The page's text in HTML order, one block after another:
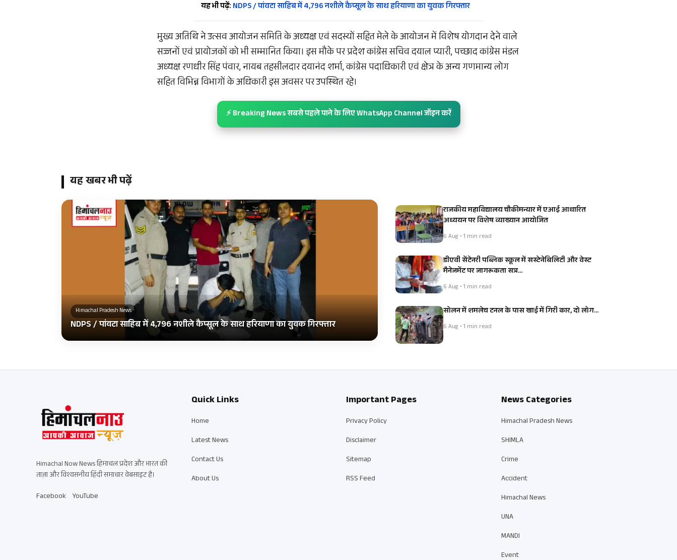
यह भी पढ़ें: NDPS / पांवटा साहिब में 4,796 नशीले कैप्सूल के साथ हरियाणा का युवक गिरफ्तार
मुख्य अतिथि ने उत्सव आयोजन समिति के अध्यक्ष एवं सदस्यों सहित मेले के आयोजन में विशेष योगदान देने वाले
सज्जनों एवं प्रायोजकों को भी सम्मानित किया। इस मौके पर प्रदेश कांग्रेस सचिव दयाल प्यारी, पच्छाद कांग्रेस मंडल
अध्यक्ष रणधीर सिंह पंवार, नायब तहसीलदार दयानंद शर्मा, कांग्रेस पदाधिकारी एवं क्षेत्र के अन्य गणमान्य लोग
सहित विभिन्न विभागों के अधिकारी इस अवसर पर उपस्थित रहे।
⚡ Breaking News सबसे पहले पाने के लिए WhatsApp Channel जॉइन करें
यह खबर भी पढ़ें
Himachal Pradesh News
NDPS / पांवटा साहिब में 4,796 नशीले कैप्सूल के साथ हरियाणा का युवक गिरफ्तार
राजकीय महाविद्यालय चौकीमन्यार में एआई आधारित
अध्ययन पर विशेष व्याख्यान आयोजित
6 Aug • 1 min read
डीएवी सेंटेनरी पब्लिक स्कूल में सस्टेनेबिलिटी और वेस्ट
मैनेजमेंट पर जागरूकता सत्र…
6 Aug • 1 min read
सोलन में शमलेच टनल के पास खाई में गिरी कार, दो लोग…
6 Aug • 1 min read
Himachal Now News हिमाचल प्रदेश और भारत की
ताज़ा और विश्वसनीय हिंदी समाचार वेबसाइट है।
Facebook YouTube
Quick Links
Home
Latest News
Contact Us
About Us
Important Pages
Privacy Policy
Disclaimer
Sitemap
RSS Feed
News Categories
Himachal Pradesh News
SHIMLA
Crime
Accident
Himachal News
UNA
MANDI
Event